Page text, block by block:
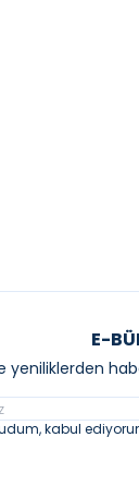
E-
yeniliklerden
kabul